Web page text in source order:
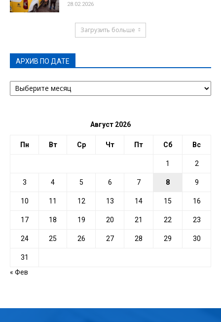
28.02.2026
Загрузить больше
АРХИВ ПО ДАТЕ
АРХИВ
ПО
Август 2026
Пн Вт Ср Чт Пт Сб Вс
1 2
3 4 5 6 7 8 9
10 11 12 13 14 15 16
17 18 19 20 21 22 23
24 25 26 27 28 29 30
31
« Фев